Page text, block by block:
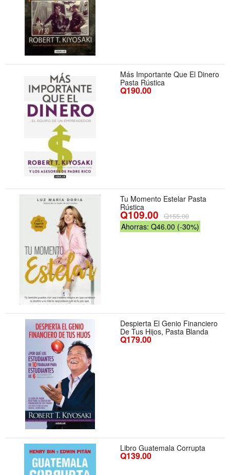
Más Importante Que El Dinero
Pasta Rústica
Q190.00
Tu Momento Estelar Pasta
Rústica
Q109.00 Q155.00
Ahorras: Q46.00 (-30%)
Despierta El Genio Financiero
De Tus Hijos, Pasta Blanda
Q179.00
Libro Guatemala Corrupta
Q139.00